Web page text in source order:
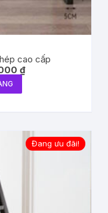
cao cấp
₫
Đang ưu đãi!